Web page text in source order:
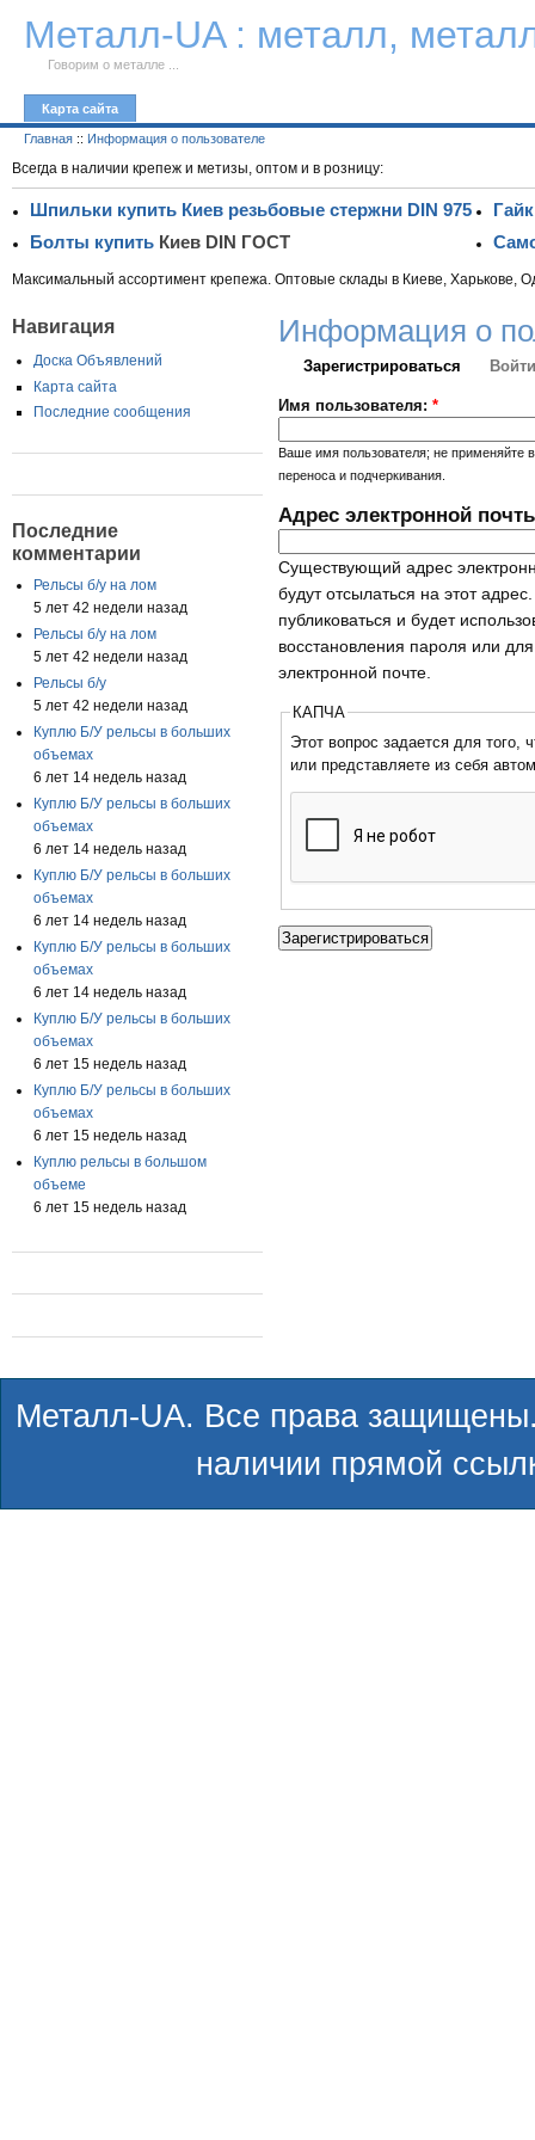
Металл-UA : металл,
Говорим о металле ...
Карта сайта
Главная :: Информация о пользователе
Всегда в наличии крепеж и метизы, оптом и в розницу:
Шпильки купить Киев резьбовые стержни DIN 975
Болты купитьКиев DIN ГОСТ
Максимальный ассортимент крепежа. Оптовые склады в Киеве, Харькове,
Навигация
Доска Объявлений
Карта сайта
Последние сообщения
Последние
комментарии
Рельсы б/у на лом
5 лет 42 недели назад
Рельсы б/у на лом
5 лет 42 недели назад
Рельсы б/у
5 лет 42 недели назад
Куплю Б/У рельсы в больших
объемах
6 лет 14 недель назад
Куплю Б/У рельсы в больших
объемах
6 лет 14 недель назад
Куплю Б/У рельсы в больших
объемах
6 лет 14 недель назад
Куплю Б/У рельсы в больших
объемах
6 лет 14 недель назад
Куплю Б/У рельсы в больших
объемах
6 лет 15 недель назад
Куплю Б/У рельсы в больших
объемах
6 лет 15 недель назад
Куплю рельсы в большом
объеме
6 лет 15 недель назад
Информация о
Зарегистрироваться
Имя пользователя: *
Ваше имя пользователя; не применяйте
переноса и подчеркивания.
Адрес электронной
Существующий адрес
будут отсылаться на этот
публиковаться и будет
восстановления пароля или
электронной почте.
КАПЧА
Этот вопрос задается для того,
или представляете из себя
Металл-UA. Все права
наличии прямой